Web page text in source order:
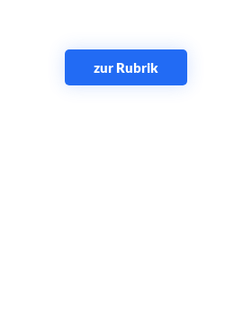
zur Rubrik